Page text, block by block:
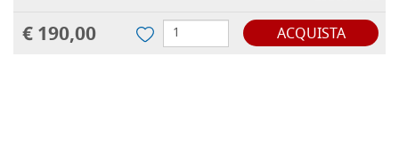
€ 190,00 ACQUISTA